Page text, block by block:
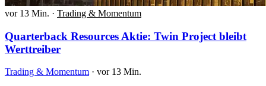
vor 13 Min. · Trading & Momentum
Quarterback Resources Aktie: Twin Project bleibt
Werttreiber
Trading & Momentum · vor 13 Min.